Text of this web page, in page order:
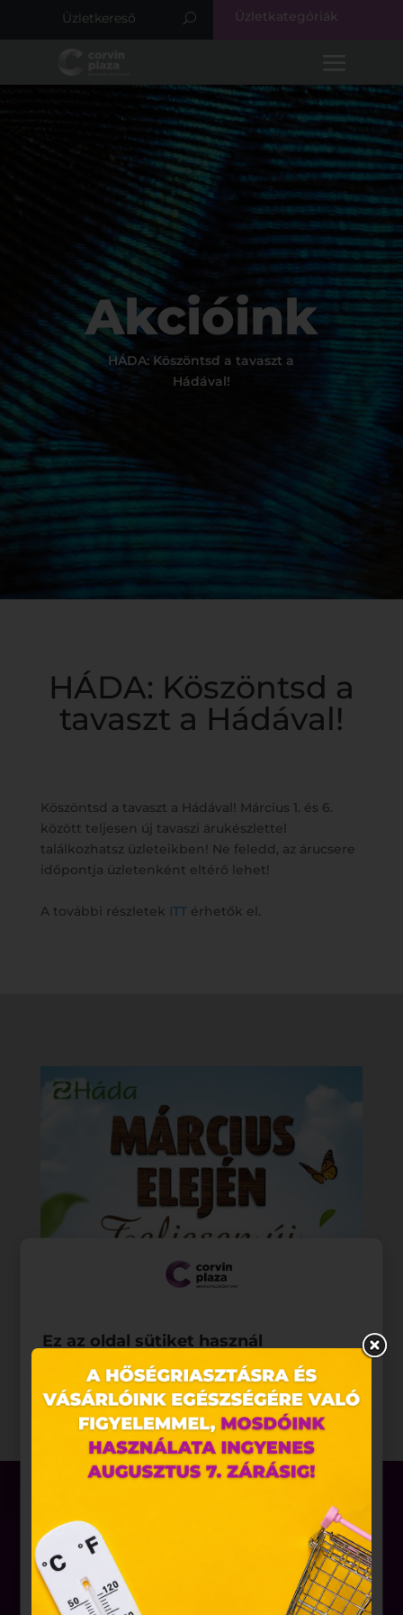
Üzletkategóriák
Akcióink
HÁDA: Köszöntsd a tavaszt a
Hádával!
HÁDA: Köszöntsd a
tavaszt a Hádával!
Köszöntsd a tavaszt a Hádával! Március 1. és 6.
között teljesen új tavaszi árukészlettel
találkozhatsz üzleteikben! Ne feledd, az árucsere
időpontja üzletenként eltérő lehet!
A további részletek ITT érhetők el.
Ez az oldal sütiket használ
Weboldalunkon „cookie"-kat (továbbiakban „süti")
alkalmazunk. Ezek olyan fájlok, melyek információt
tárolnak webes böngészőjében. Ehhez az Ön
hozzájárulása szükséges.
A „sütiket" az elektronikus hírközlésről szóló 2003.
összefüggő szolgáltatások egyes kérdéseiről szóló
2001. évi CVIII. törvény, valamint az Európai Unió
előírásainak megfelelően használjuk. Azon
weblapoknak, melyek az Európai Unió országain
belül működnek, a „sütik" használatához, és